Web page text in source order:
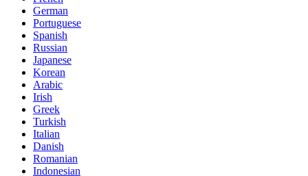
German
Portuguese
Spanish
Russian
Japanese
Korean
Arabic
Irish
Greek
Turkish
Italian
Danish
Romanian
Indonesian